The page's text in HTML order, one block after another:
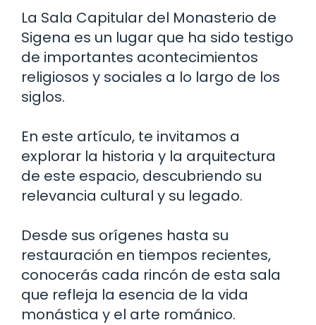
La Sala Capitular del Monasterio de
Sigena es un lugar que ha sido testigo
de importantes acontecimientos
religiosos y sociales a lo largo de los
siglos.
En este artículo, te invitamos a
explorar la historia y la arquitectura
de este espacio, descubriendo su
relevancia cultural y su legado.
Desde sus orígenes hasta su
restauración en tiempos recientes,
conocerás cada rincón de esta sala
que refleja la esencia de la vida
monástica y el arte románico.